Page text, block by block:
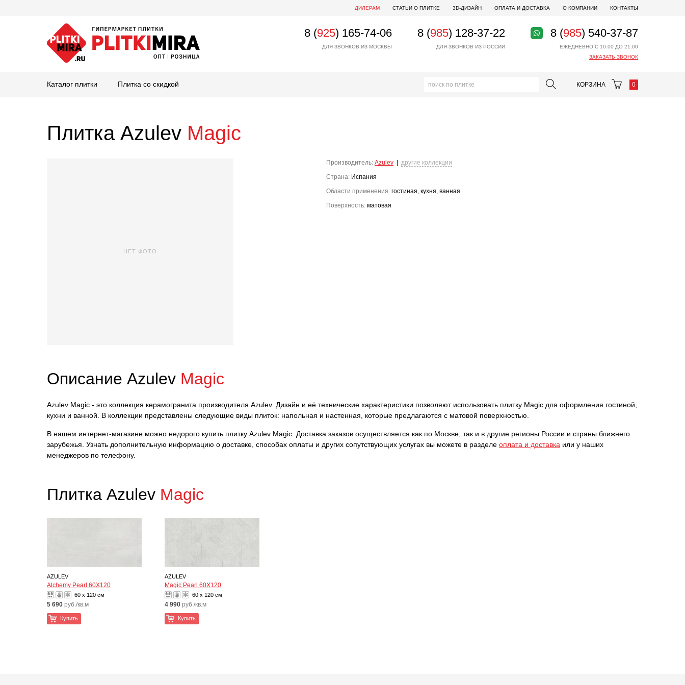
ДИЛЕРАМ СТАТЬИ О ПЛИТКЕ 3D-ДИЗАЙН ОПЛАТА И ДОСТАВКА О КОМПАНИИ КОНТАКТЫ
8 (925) 165-74-06
ДЛЯ ЗВОНКОВ ИЗ МОСКВЫ
8 (985) 128-37-22
ДЛЯ ЗВОНКОВ ИЗ РОССИИ
8 (985) 540-37-87
ЕЖЕДНЕВНО С 10:00 ДО 21:00
ЗАКАЗАТЬ ЗВОНОК
Каталог плитки Плитка со скидкой КОРЗИНА 0
Плитка Azulev Magic
НЕТ ФОТО
Производитель: Azulev
другие коллекции
Страна: Испания
Области применения: гостиная, кухня, ванная
Поверхность: матовая
Описание Azulev Magic
Azulev Magic - это коллекция керамогранита производителя Azulev. Дизайн и её технические характеристики позволяют использовать плитку Magic для оформления гостиной,
кухни и ванной. В коллекции представлены следующие виды плиток: напольная и настенная, которые предлагаются с матовой поверхностью.
В нашем интернет-магазине можно недорого купить плитку Azulev Magic. Доставка заказов осуществляется как по Москве, так и в другие регионы России и страны ближнего
зарубежья. Узнать дополнительную информацию о доставке, способах оплаты и других сопутствующих услугах вы можете в разделе оплата и доставка или у наших
менеджеров по телефону.
Плитка Azulev Magic
AZULEV
Alchemy Pearl 60X120
60 x 120 см
5 690 руб./кв.м
Купить
AZULEV
Magic Pearl 60X120
60 x 120 см
4 990 руб./кв.м
Купить